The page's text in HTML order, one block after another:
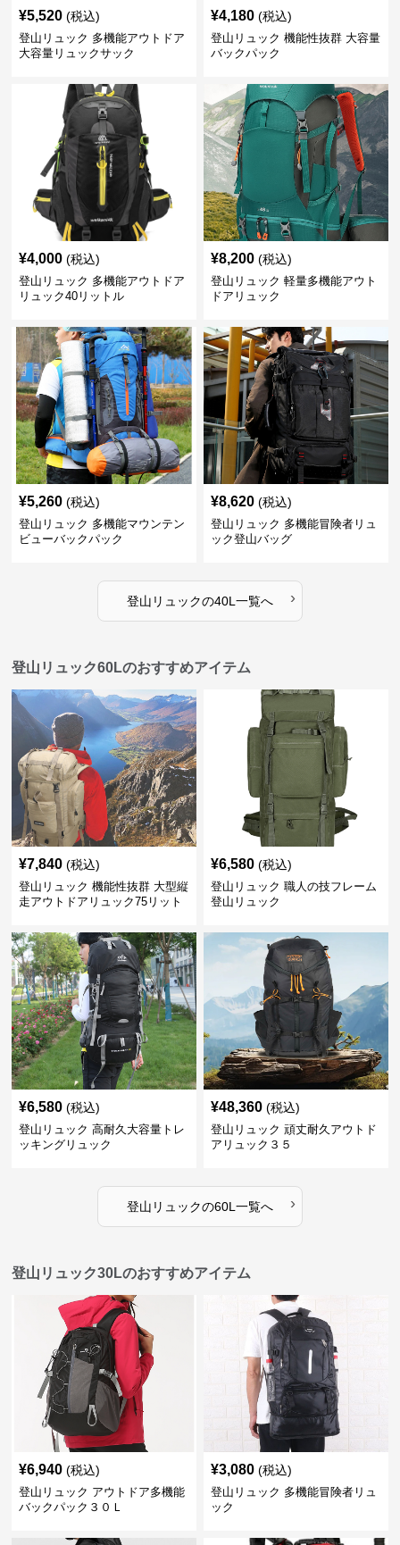
¥5,520 (税込)
登山リュック 多機能アウトドア
大容量リュックサック
¥4,180 (税込)
登山リュック 機能性抜群 大容量
バックパック
¥4,000 (税込)
登山リュック 多機能アウトドア
リュック40リットル
¥8,200 (税込)
登山リュック 軽量多機能アウト
ドアリュック
¥5,260 (税込)
登山リュック 多機能マウンテン
ビューバックパック
¥8,620 (税込)
登山リュック 多機能冒険者リュ
ック登山バッグ
登山リュックの40L一覧へ ›
登山リュック60Lのおすすめアイテム
¥7,840 (税込)
登山リュック 機能性抜群 大型縦
走アウトドアリュック75リット
¥6,580 (税込)
登山リュック 職人の技フレーム
登山リュック
¥6,580 (税込)
登山リュック 高耐久大容量トレ
ッキングリュック
¥48,360 (税込)
登山リュック 頑丈耐久アウトド
アリュック３５
登山リュックの60L一覧へ ›
登山リュック30Lのおすすめアイテム
¥6,940 (税込)
登山リュック アウトドア多機能
バックパック３０Ｌ
¥3,080 (税込)
登山リュック 多機能冒険者リュ
ック